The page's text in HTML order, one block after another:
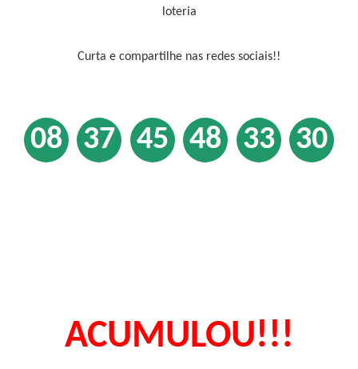
loteria
Curta e compartilhe nas redes sociais!!
08 37 45 48 33 30
ACUMULOU!!!